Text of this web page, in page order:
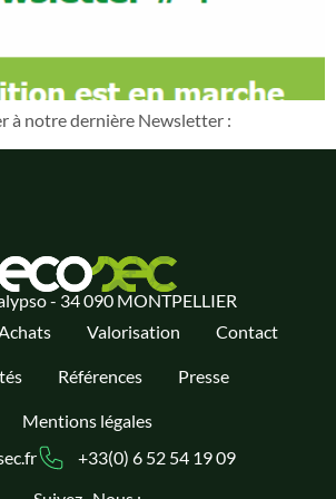
à notre dernière Newsletter :
- 34 090 MONTPELLIER
Valorisation Contact
Références Presse
Mentions légales
+33(0) 6 52 54 19 09